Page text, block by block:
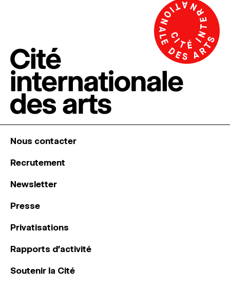
Nous contacter
Recrutement
Newsletter
Presse
Privatisations
Rapports d’activité
Soutenir la Cité